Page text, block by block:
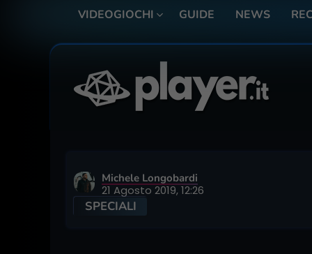
VIDEOGIOCHI GUIDE NEWS
Michele Longobardi
21 Agosto 2019, 12:26
SPECIALI